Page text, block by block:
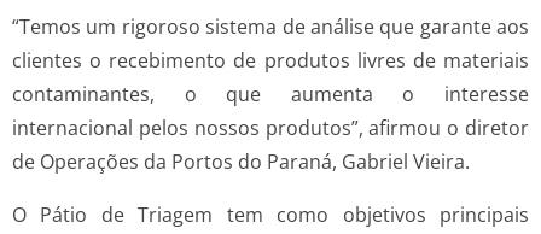
“Temos um rigoroso sistema de análise que garante aos
clientes o recebimento de produtos livres de materiais
contaminantes, o que aumenta o interesse
internacional pelos nossos produtos”, afirmou o diretor
de Operações da Portos do Paraná, Gabriel Vieira.
O Pátio de Triagem tem como objetivos principais